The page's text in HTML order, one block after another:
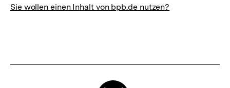
Sie wollen einen Inhalt von bpb.de nutzen?